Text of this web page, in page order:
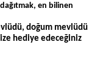
en bilinen
doğum mevlüdü
hediye edeceğiniz